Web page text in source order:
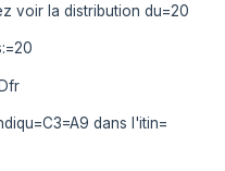
voir la distribution du=20
dans l'itin=